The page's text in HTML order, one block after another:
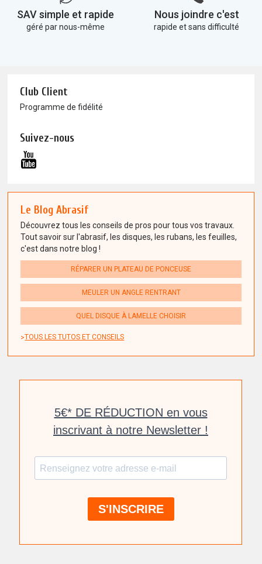
SAV simple et rapide
géré par nous-même
Nous joindre c'est
rapide et sans difficulté
Club Client
Programme de fidélité
Suivez-nous
Le Blog Abrasif
Découvrez tous les conseils de pros pour tous vos travaux.
Tout savoir sur l'abrasif, les disques, les rubans, les feuilles,
c'est dans notre blog !
RÉPARER UN PLATEAU DE PONCEUSE
MEULER UN ANGLE RENTRANT
QUEL DISQUE À LAMELLE CHOISIR
TOUS LES TUTOS ET CONSEILS